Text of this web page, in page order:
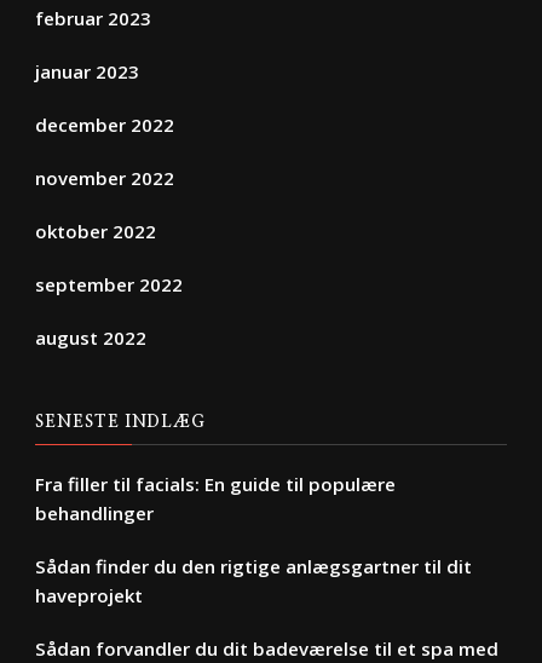
februar 2023
januar 2023
december 2022
november 2022
oktober 2022
september 2022
august 2022
SENESTE INDLÆG
Fra filler til facials: En guide til populære
behandlinger
Sådan finder du den rigtige anlægsgartner til dit
haveprojekt
Sådan forvandler du dit badeværelse til et spa med